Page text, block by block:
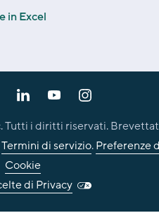
in Excel
Tutti i diritti riservati.
Termini di servizio.Preferenze
Cookie
di Privacy